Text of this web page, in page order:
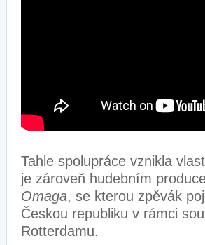
Tahle spolupráce vznikla
je zároveň hudebním
Omaga, se kterou zpěvák
Českou republiku v rámci
Rotterdamu.